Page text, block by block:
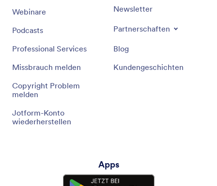
Webinare
Podcasts
Professional Services
Missbrauch melden
Copyright Problem
melden
Jotform-Konto
wiederherstellen
Newsletter
Partnerschaften
Blog
Kundengeschichten
Apps